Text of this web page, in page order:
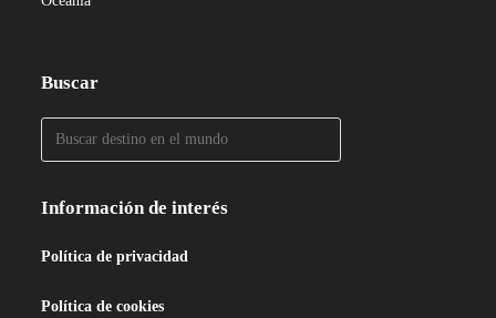
Buscar
Información de interés
Política de privacidad
Política de cookies